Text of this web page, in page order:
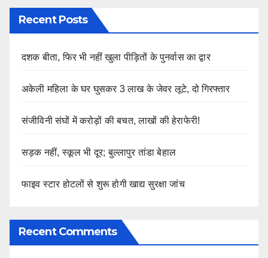
Recent Posts
दशक बीता, फिर भी नहीं खुला पीड़ितों के पुनर्वास का द्वार
अकेली महिला के घर घुसकर 3 लाख के जेवर लूटे, दो गिरफ्तार
संजीविनी संघों में करोड़ों की बचत, लाखों की हेराफेरी!
सड़क नहीं, स्कूल भी दूर; बुल्लापुर तांडा बेहाल
फाइव स्टार होटलों से शुरू होगी खाद्य सुरक्षा जांच
Recent Comments